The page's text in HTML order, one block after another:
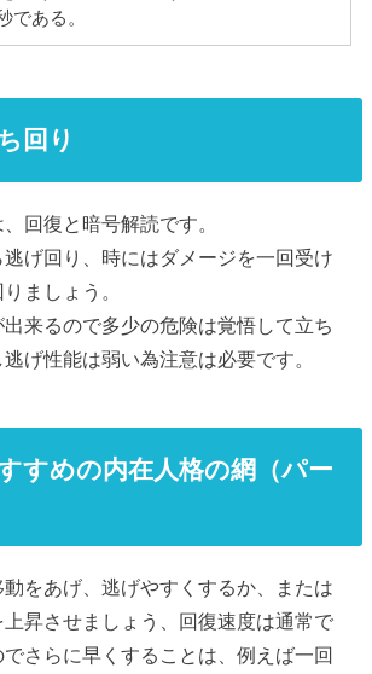
である。
回り
回復と暗号解読です。
げ回り、時にはダメージを一回受け
ましょう。
来るので多少の危険は覚悟して立ち
げ性能は弱い為注意は必要です。
すめの内在人格の網（パー
をあげ、逃げやすくするか、または
昇させましょう、回復速度は通常で
さらに早くすることは、例えば一回